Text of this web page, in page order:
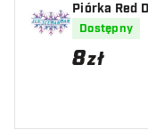
Piórka Red
dcore
Dostępny
8zł